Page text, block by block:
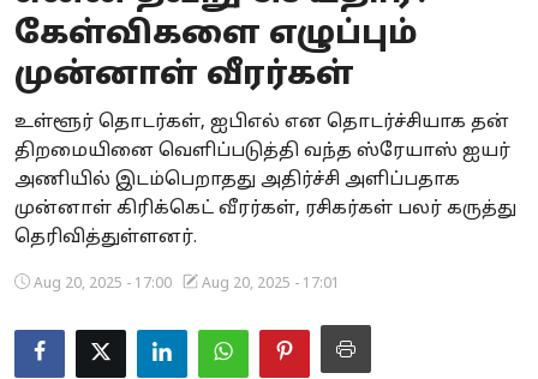
Business
Crime
Tamilnadu
National
World
Spirituality
கேள்விகளை எழுப்பும்
முன்னாள் வீரர்கள்
உள்ளூர் தொடர்கள், ஐபிஎல் என தொடர்ச்சியாக தன்
திறமையினை வெளிப்படுத்தி வந்த ஸ்ரேயாஸ் ஐயர்
அணியில் இடம்பெறாதது அதிர்ச்சி அளிப்பதாக
முன்னாள் கிரிக்கெட் வீரர்கள், ரசிகர்கள் பலர் கருத்து
தெரிவித்துள்ளனர்.
Aug 20, 2025 - 17:00 Aug 20, 2025 - 17:01